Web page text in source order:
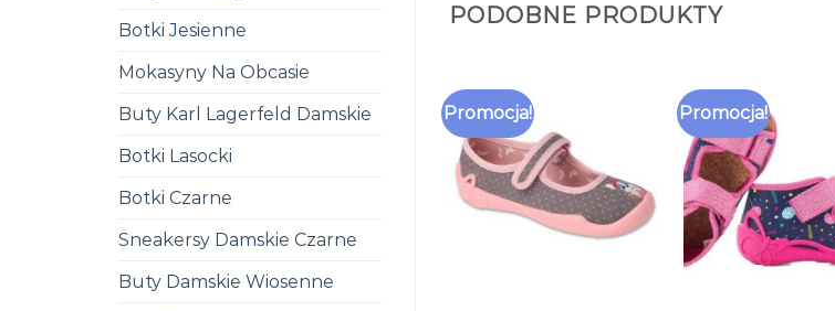
Botki Jesienne
Mokasyny Na Obcasie
Buty Karl Lagerfeld Damskie
Botki Lasocki
Botki Czarne
Sneakersy Damskie Czarne
Buty Damskie Wiosenne
PODOBNE PRODUKTY
Promocja! Promocja!